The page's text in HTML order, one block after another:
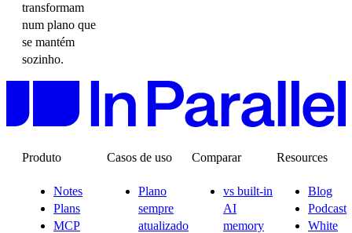
transformam
num plano que
se mantém
sozinho.
Produto
Notes
Plans
MCP
Casos de uso
Plano
sempre
atualizado
Comparar
vs built-in
AI
memory
Resources
Blog
Podcast
White